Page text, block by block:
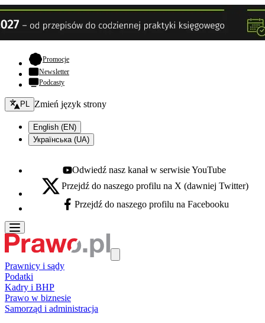
Promocje- otwiera się w nowej karcie
Newsletter
Podcasty
Zmień język - bieżący:
PL Zmień język strony
English (EN)
Українська (UA)
Youtube - otwiera się w nowej karcie
Odwiedź nasz kanał w serwisie YouTube
X - otwiera się w nowej karcie
Przejdź do naszego profilu na X (dawniej Twitter)
Facebook - otwiera się w nowej karcie
Przejdź do naszego profilu na Facebooku
Prawnicy i sądy
Podatki
Kadry i BHP
Prawo w biznesie
Samorząd i administracja